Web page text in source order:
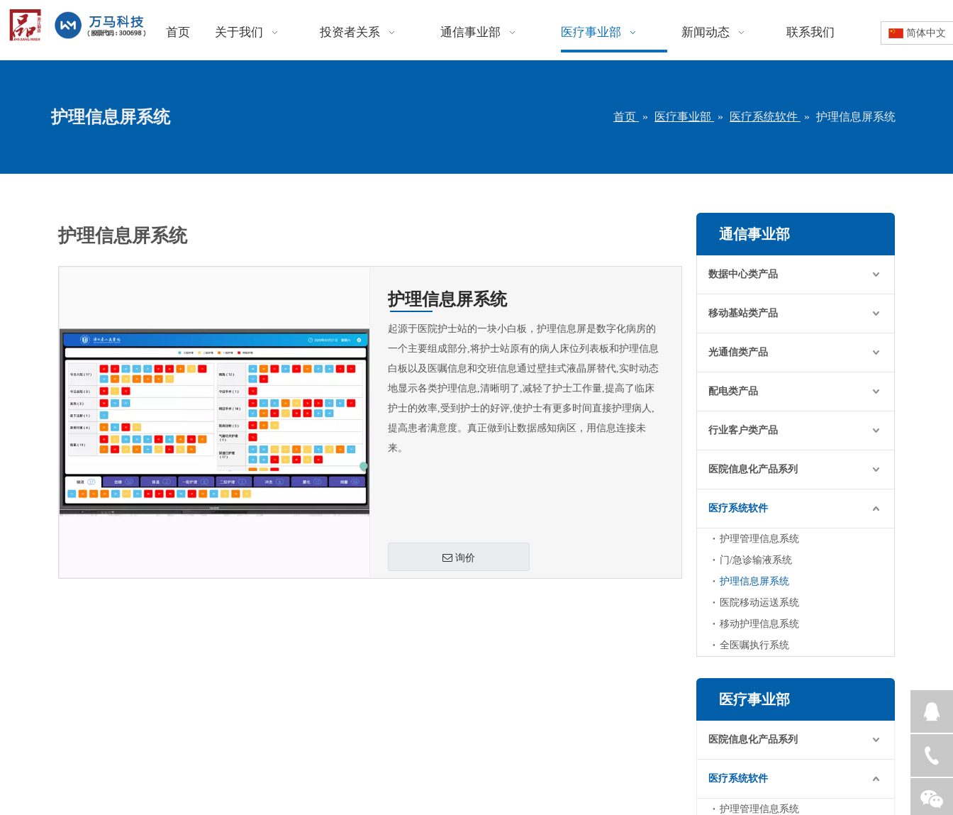
首页 关于我们 投资者关系 通信事业部 医疗事业部 新闻动态 联系我们 简体中文
护理信息屏系统 首页 » 医疗事业部 » 医疗系统软件 » 护理信息屏系统
护理信息屏系统
护理信息屏系统
起源于医院护士站的一块小白板，护理信息屏是数字化病房的
一个主要组成部分,将护士站原有的病人床位列表板和护理信息
白板以及医嘱信息和交班信息通过壁挂式液晶屏替代,实时动态
地显示各类护理信息,清晰明了,减轻了护士工作量,提高了临床
护士的效率,受到护士的好评,使护士有更多时间直接护理病人,
提高患者满意度。真正做到让数据感知病区，用信息连接未
来。
询价
通信事业部
数据中心类产品
移动基站类产品
光通信类产品
配电类产品
行业客户类产品
医院信息化产品系列
医疗系统软件
护理管理信息系统
门/急诊输液系统
护理信息屏系统
医院移动运送系统
移动护理信息系统
全医嘱执行系统
医疗事业部
医院信息化产品系列
医疗系统软件
护理管理信息系统